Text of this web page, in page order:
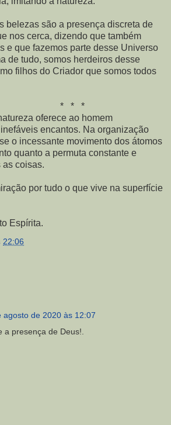
belezas são a presença discreta de
nos cerca, dizendo que também
e que fazemos parte desse Universo
de tudo, somos herdeiros desse
filhos do Criador que somos todos
*
oferece ao homem
encantos. Na organização
o incessante movimento dos átomos
quanto a permuta constante e
as coisas.
por tudo o que vive na superfície
Espírita.
22:06
agosto de 2020 às 12:07
a presença de Deus!.